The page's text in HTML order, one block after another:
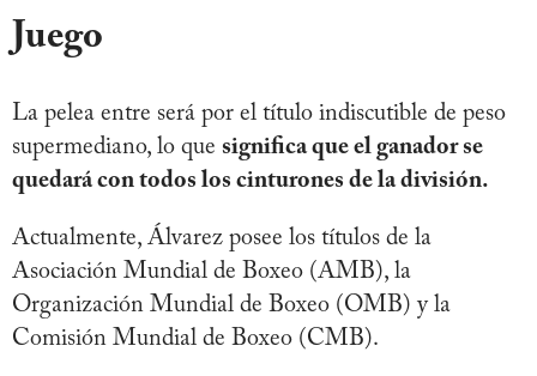
Juego
La pelea entre será por el título indiscutible de peso
supermediano, lo que significa que el ganador se
quedará con todos los cinturones de la división.
Actualmente, Álvarez posee los títulos de la
Asociación Mundial de Boxeo (AMB), la
Organización Mundial de Boxeo (OMB) y la
Comisión Mundial de Boxeo (CMB).